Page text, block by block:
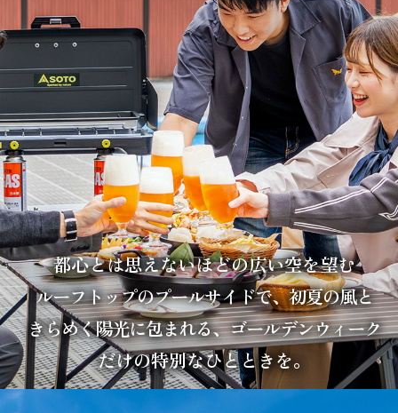
都心とは思えないほどの広い空を望む
ルーフトップのプールサイドで、初夏の風と
きらめく陽光に包まれる、ゴールデンウィーク
だけの特別なひとときを。